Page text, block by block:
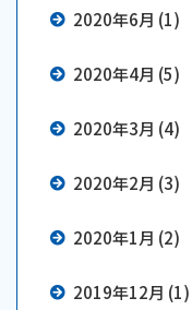
2020年6月 (1)
2020年4月 (5)
2020年3月 (4)
2020年2月 (3)
2020年1月 (2)
2019年12月 (1)